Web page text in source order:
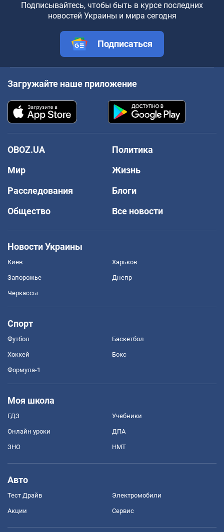
Подписывайтесь, чтобы быть в курсе последних
новостей Украины и мира сегодня
Подписаться
Загружайте наше приложение
OBOZ.UA
Политика
Мир
Жизнь
Расследования
Блоги
Общество
Все новости
Новости Украины
Киев Харьков
Запорожье Днепр
Черкассы
Спорт
Футбол Баскетбол
Хоккей Бокс
Формула-1
Моя школа
ГДЗ Учебники
Онлайн уроки ДПА
ЗНО НМТ
Авто
Тест Драйв Электромобили
Акции Сервис